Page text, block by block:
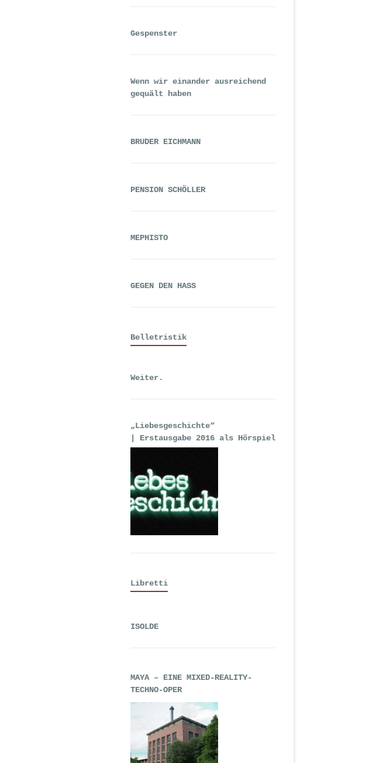
Gespenster
Wenn wir einander ausreichend
gequält haben
BRUDER EICHMANN
PENSION SCHÖLLER
MEPHISTO
GEGEN DEN HASS
Belletristik
Weiter.
„Liebesgeschichte“
| Erstausgabe 2016 als Hörspiel
Libretti
ISOLDE
MAYA – EINE MIXED-REALITY-
TECHNO-OPER